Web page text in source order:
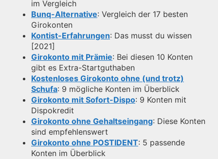
im Vergleich
Bunq-Alternative: Vergleich der 17 besten
Girokonten
Kontist-Erfahrungen: Das musst du wissen
[2021]
Girokonto mit Prämie: Bei diesen 10 Konten
gibt es Extra-Startguthaben
Kostenloses Girokonto ohne (und trotz)
Schufa: 9 mögliche Konten im Überblick
Girokonto mit Sofort-Dispo: 9 Konten mit
Dispokredit
Girokonto ohne Gehaltseingang: Diese Konten
sind empfehlenswert
Girokonto ohne POSTIDENT: 5 passende
Konten im Überblick